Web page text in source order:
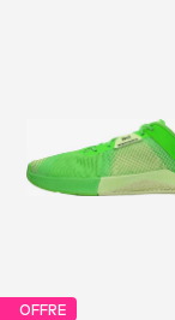
OFFRE